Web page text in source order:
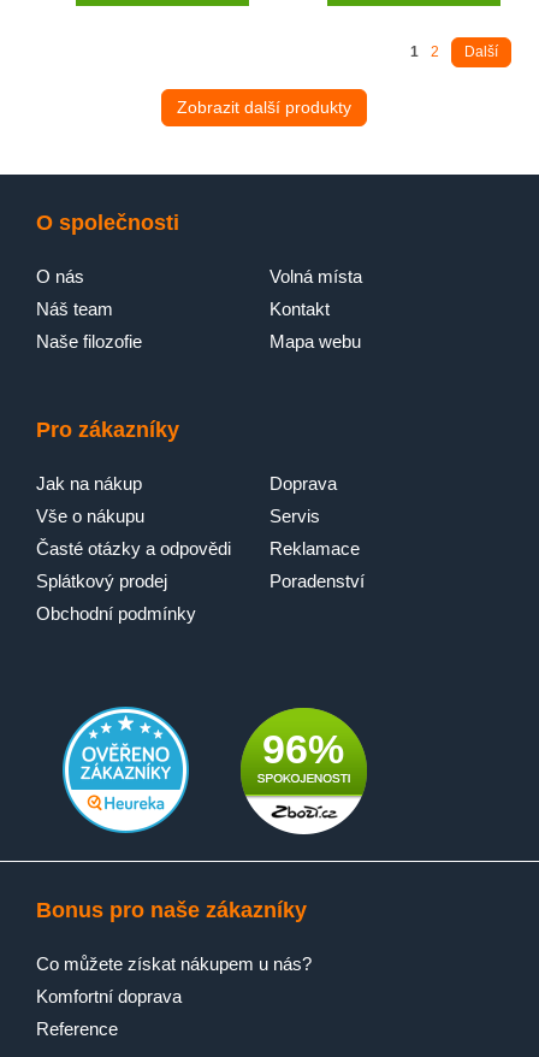
SensiCare
1 2 Další
Zobrazit další produkty
O společnosti
O nás
Náš team
Naše filozofie
Volná místa
Kontakt
Mapa webu
Pro zákazníky
Jak na nákup
Vše o nákupu
Časté otázky a odpovědi
Splátkový prodej
Obchodní podmínky
Doprava
Servis
Reklamace
Poradenství
96%
Bonus pro naše zákazníky
Co můžete získat nákupem u nás?
Komfortní doprava
Reference